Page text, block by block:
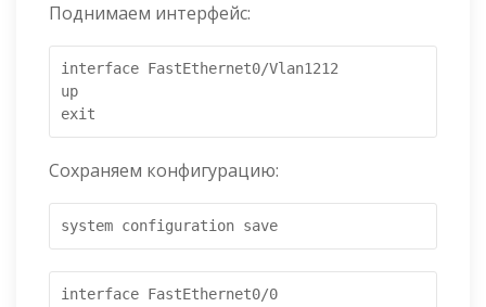
Поднимаем интерфейс:
interface FastEthernet0/Vlan1212
up
exit
Сохраняем конфигурацию:
system configuration save
interface FastEthernet0/0